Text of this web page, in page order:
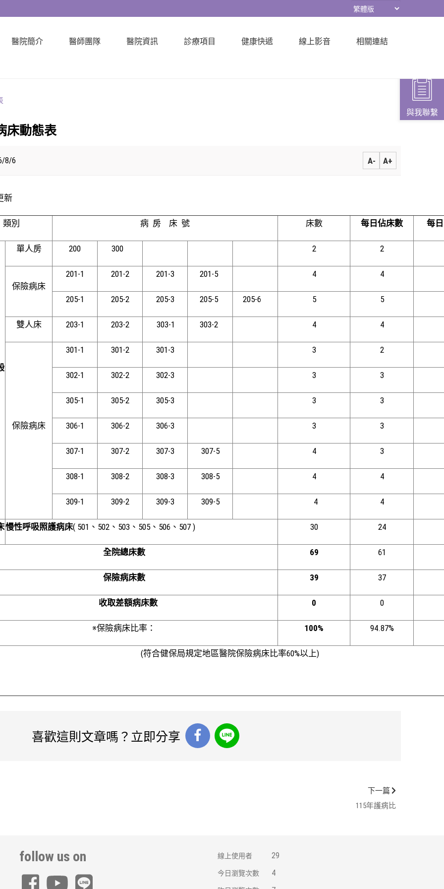
醫院簡介 醫師團隊 醫院資訊 診療項目 健康快遞 線上影音 相關連結
床動態表
8/6 A- A+
新
類別 病 房 床 號 床數 每日佔床數 每
單人房 200 300 2 2
保險病床
201-1 201-2 201-3 201-5 4 4
205-1 205-2 205-3 205-5 205-6 5 5
雙人床 203-1 203-2 303-1 303-2 4 4
保險病床
301-1 301-2 301-3 3 2
302-1 302-2 302-3 3 3
305-1 305-2 305-3 3 3
306-1 306-2 306-3 3 3
307-1 307-2 307-3 307-5 4 3
308-1 308-2 308-3 308-5 4 4
309-1 309-2 309-3 309-5 4 4
慢性呼吸照護病床( 501 、502、503、505、506、507 ) 30 24
全院總床數 69 61
保險病床數 39 37
收取差額病床數 0 0
※保險病床比率： 100% 94.87%
(符合健保局規定地區醫院保險病床比率60%以上)
喜歡這則文章嗎？立即分享
下一篇
115年護病比
follow us on 線上使用者 29
今日瀏覽次數 4
與我聯繫